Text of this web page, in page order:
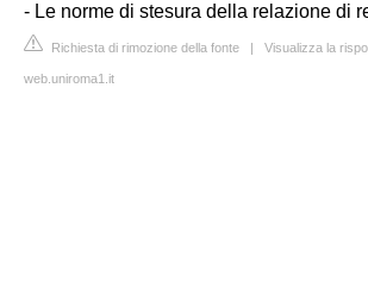
- Le norme di stesura della relazione di
Richiesta di rimozione della fonte | Visualizza la
web.uniroma1.it